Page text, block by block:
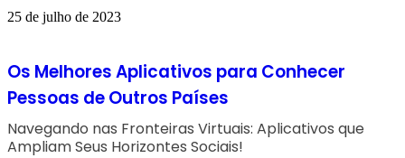
25 de julho de 2023
Os Melhores Aplicativos para Conhecer
Pessoas de Outros Países
Navegando nas Fronteiras Virtuais: Aplicativos que
Ampliam Seus Horizontes Sociais!